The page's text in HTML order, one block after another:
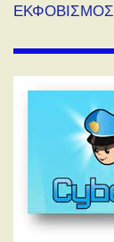
ΕΚΦΟΒΙΣΜΟΣ